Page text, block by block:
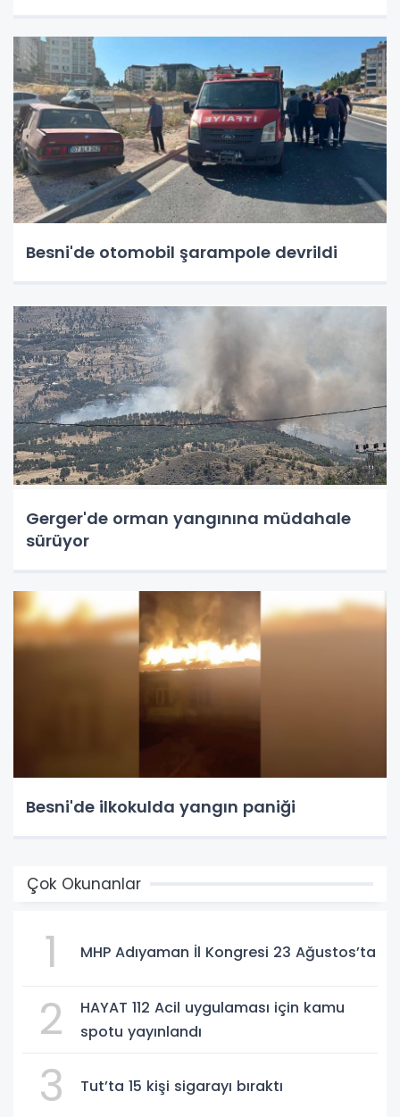
Besni'de otomobil şarampole devrildi
Gerger'de orman yangınına müdahale
sürüyor
Besni'de ilkokulda yangın paniği
Çok Okunanlar
1 MHP Adıyaman İl Kongresi 23 Ağustos’ta
2
HAYAT 112 Acil uygulaması için kamu
spotu yayınlandı
3 Tut’ta 15 kişi sigarayı bıraktı